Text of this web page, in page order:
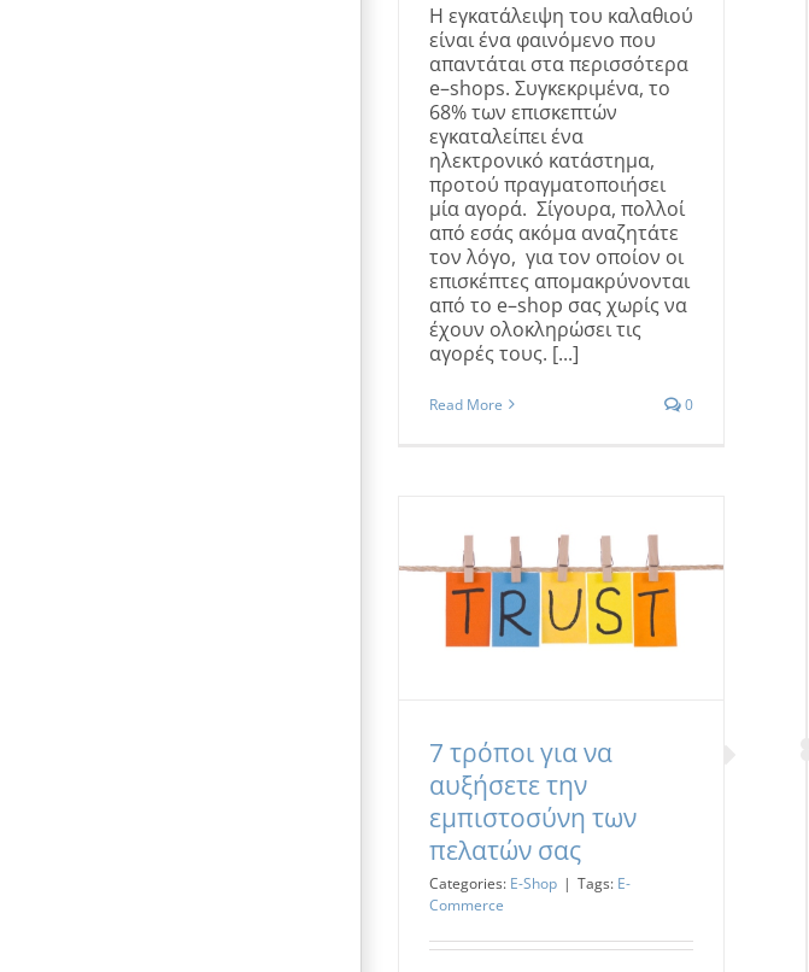
Η εγκατάλειψη του καλαθιού
είναι ένα φαινόμενο που
απαντάται στα περισσότερα
e–shops. Συγκεκριμένα, το
68% των επισκεπτών
εγκαταλείπει ένα
ηλεκτρονικό κατάστημα,
προτού πραγματοποιήσει
μία αγορά. Σίγουρα, πολλοί
από εσάς ακόμα αναζητάτε
τον λόγο, για τον οποίον οι
επισκέπτες απομακρύνονται
από το e–shop σας χωρίς να
έχουν ολοκληρώσει τις
αγορές τους. [...]
Read More 0
εμπιστοσύνη των πελατών σας
7 τρόποι για να
αυξήσετε την
εμπιστοσύνη των
πελατών σας
Categories: E-Shop | Tags: E-
Commerce